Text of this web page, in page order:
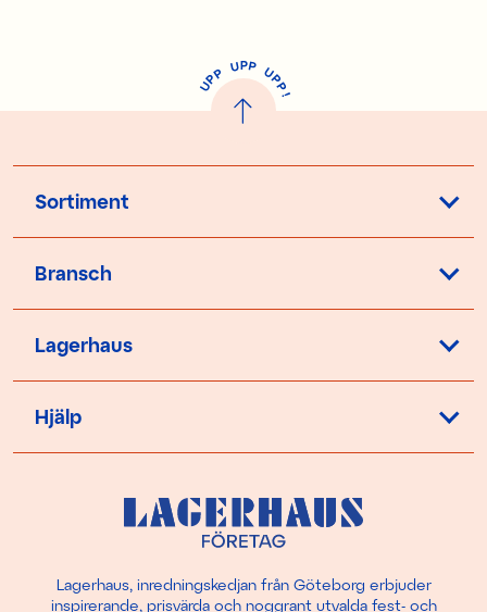
U
P
P UPP UP
P
!
Sortiment
Bransch
Lagerhaus
Hjälp
Lagerhaus, inredningskedjan från Göteborg erbjuder
inspirerande, prisvärda och noggrant utvalda fest- och